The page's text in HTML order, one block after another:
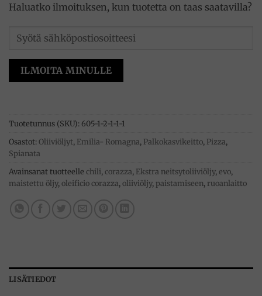
Haluatko ilmoituksen, kun tuotetta on taas saatavilla?
ILMOITA MINULLE
Tuotetunnus (SKU): 605-1-2-1-1-1
Osastot:Oliiviöljyt, Emilia- Romagna, Palkokasvikeitto, Pizza,
Spianata
Avainsanat tuotteelle chili,corazza, Ekstra neitsytoliiviöljy,evo,
maistettu öljy,oleificio corazza,oliiviöljy,paistamiseen, ruoanlaitto
LISÄTIEDOT